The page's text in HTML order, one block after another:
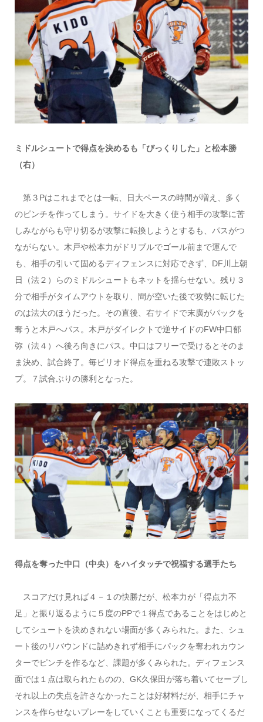
ミドルシュートで得点を決めるも「びっくりした」と松本勝
（右）
第３Pはこれまでとは一転、日大ペースの時間が増え、多く
のピンチを作ってしまう。サイドを大きく使う相手の攻撃に苦
しみながらも守り切るが攻撃に転換しようとするも、パスがつ
ながらない。木戸や松本力がドリブルでゴール前まで運んで
も、相手の引いて固めるディフェンスに対応できず、DF川上朝
日（法２）らのミドルシュートもネットを揺らせない。残り３
分で相手がタイムアウトを取り、間が空いた後で攻勢に転じた
のは法大のほうだった。その直後、右サイドで末廣がパックを
奪うと木戸へパス。木戸がダイレクトで逆サイドのFW中口郁
弥（法４）へ後ろ向きにパス。中口はフリーで受けるとそのま
ま決め、試合終了。毎ピリオド得点を重ねる攻撃で連敗ストッ
プ。７試合ぶりの勝利となった。
得点を奪った中口（中央）をハイタッチで祝福する選手たち
スコアだけ見れば４－１の快勝だが、松本力が「得点力不
足」と振り返るように５度のPPで１得点であることをはじめと
してシュートを決めきれない場面が多くみられた。また、シュ
ート後のリバウンドに詰めきれず相手にパックを奪われカウン
ターでピンチを作るなど、課題が多くみられた。ディフェンス
面では１点は取られたものの、GK久保田が落ち着いてセーブし
それ以上の失点を許さなかったことは好材料だが、相手にチャ
ンスを作らせないプレーをしていくことも重要になってくるだ